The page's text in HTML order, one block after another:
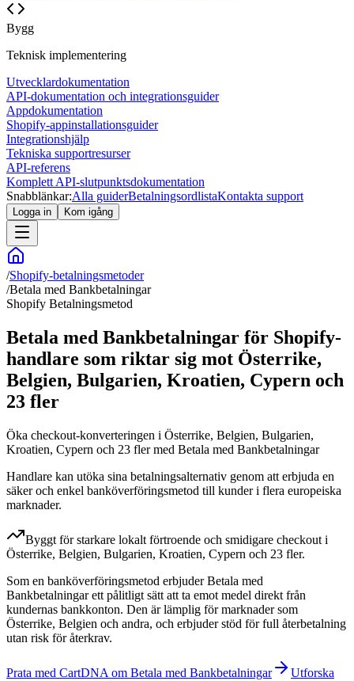
Bygg
Teknisk implementering
Utvecklardokumentation
API-dokumentation och integrationsguider
Appdokumentation
Shopify-appinstallationsguider
Integrationshjälp
Tekniska supportresurser
API-referens
Komplett API-slutpunktsdokumentation
Snabblänkar:Alla guiderBetalningsordlistaKontakta support
Logga in Kom igång
/Shopify-betalningsmetoder
/Betala med Bankbetalningar
Shopify Betalningsmetod
Betala med Bankbetalningar för Shopify-
handlare som riktar sig mot Österrike,
Belgien, Bulgarien, Kroatien, Cypern och
23 fler
Öka checkout-konverteringen i Österrike, Belgien, Bulgarien,
Kroatien, Cypern och 23 fler med Betala med Bankbetalningar
Handlare kan utöka sina betalningsalternativ genom att erbjuda en
säker och enkel banköverföringsmetod till kunder i flera europeiska
marknader.
Byggt för starkare lokalt förtroende och smidigare checkout i
Österrike, Belgien, Bulgarien, Kroatien, Cypern och 23 fler.
Som en banköverföringsmetod erbjuder Betala med
Bankbetalningar ett pålitligt sätt att ta emot medel direkt från
kundernas bankkonton. Den är lämplig för marknader som
Österrike, Belgien och andra, och erbjuder stöd för full återbetalning
utan risk för återkrav.
Prata med CartDNA om Betala med Bankbetalningar
Utforska